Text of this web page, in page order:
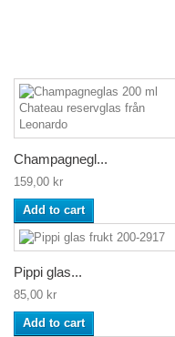
Champagnegl...
159,00 kr
Add to cart
Pippi glas...
85,00 kr
Add to cart